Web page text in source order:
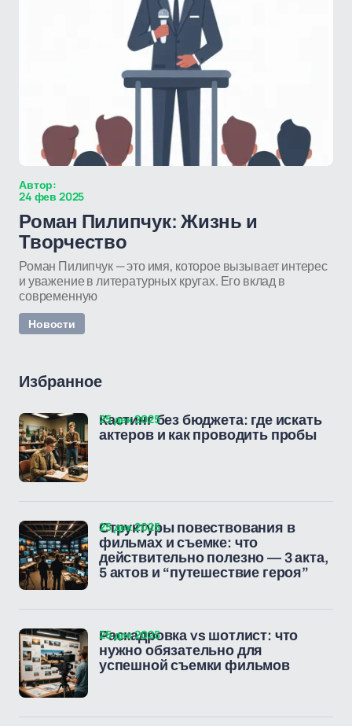
Автор:
24 фев 2025
Роман Пилипчук: Жизнь и
Творчество
Роман Пилипчук — это имя, которое вызывает интерес
и уважение в литературных кругах. Его вклад в
современную
Новости
Избранное
Кастинг без бюджета: где искать
актеров и как проводить пробы
25 дек 2025
Структуры повествования в
фильмах и съемке: что
действительно полезно — 3 акта,
5 актов и “путешествие героя”
25 дек 2025
Раскадровка vs шотлист: что
нужно обязательно для
успешной съемки фильмов
25 дек 2025